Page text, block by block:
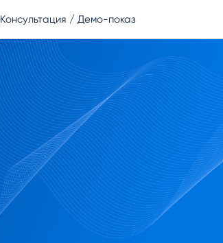
Консультация / Демо-показ